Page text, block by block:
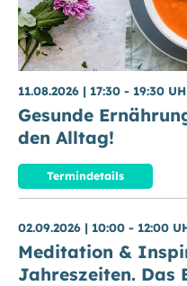
11.08.2026 | 17:30 - 19:30
Gesunde
den Alltag!
Termindetails
02.09.2026 | 10:00 - 12:00
Meditation &
Jahreszeiten. Das